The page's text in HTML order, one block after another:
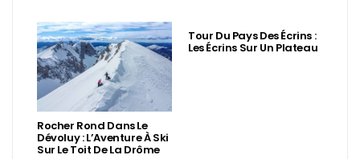
Rocher Rond Dans Le
Dévoluy : L’Aventure À Ski
Sur Le Toit De La Drôme
Tour Du Pays Des Écrins :
Les Écrins Sur Un Plateau